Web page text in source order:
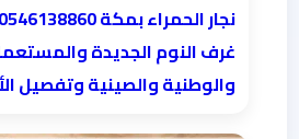
غرف النوم الجديدة
والوطنية والصينية وتفصيل